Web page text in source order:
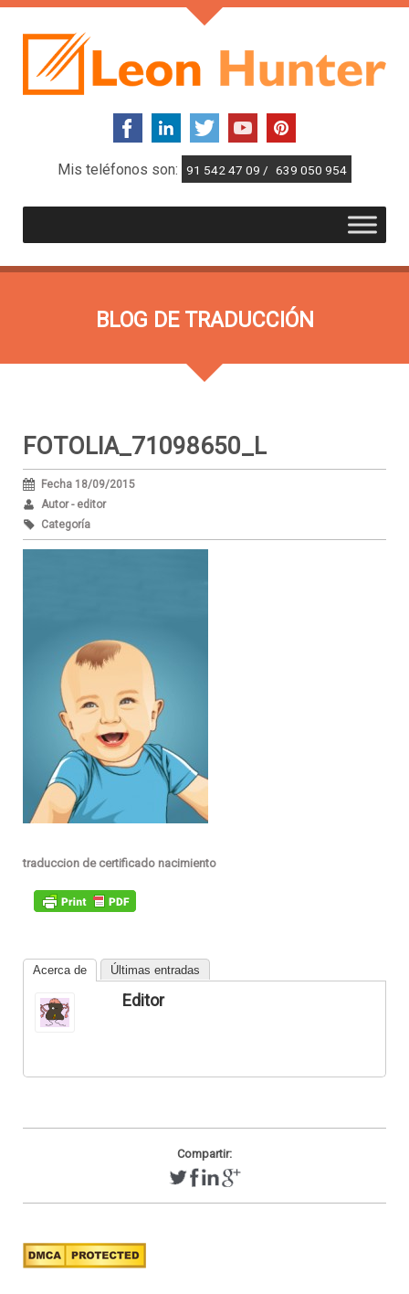
Mis teléfonos son: 91 542 47 09 / 639 050 954
BLOG DE TRADUCCIÓN
FOTOLIA_71098650_L
Fecha 18/09/2015
Autor - editor
Categoría
traduccion de certificado nacimiento
Acerca de Últimas entradas
Editor
Compartir: